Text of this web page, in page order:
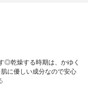
◎乾燥する時期は、かゆく
に優しい成分なので安心